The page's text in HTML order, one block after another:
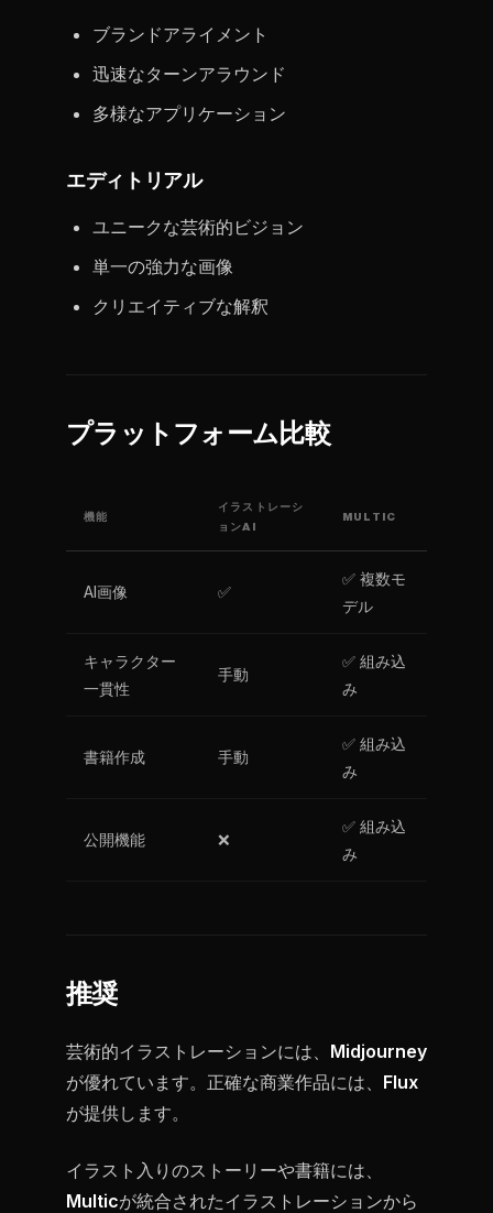
ブランドアライメント
迅速なターンアラウンド
多様なアプリケーション
エディトリアル
ユニークな芸術的ビジョン
単一の強力な画像
クリエイティブな解釈
プラットフォーム比較
機能
イラストレーシ
ョンAI
MULTIC
AI画像 ✅
✅ 複数モ
デル
キャラクター
一貫性
手動
✅ 組み込
み
書籍作成 手動
✅ 組み込
み
公開機能 ❌
✅ 組み込
み
推奨
芸術的イラストレーションには、 Midjourney
が優れています。正確な商業作品には、 Flux
が提供します。
イラスト入りのストーリーや書籍には、
Multicが統合されたイラストレーションから